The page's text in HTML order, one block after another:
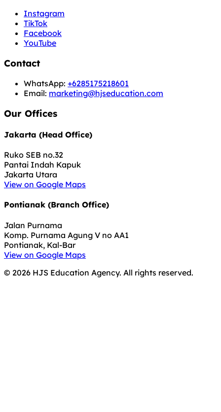
Instagram
TikTok
Facebook
YouTube
Contact
WhatsApp: +6285175218601
Email: marketing@hjseducation.com
Our Offices
Jakarta (Head Office)
Ruko SEB no.32
Pantai Indah Kapuk
Jakarta Utara
View on Google Maps
Pontianak (Branch Office)
Jalan Purnama
Komp. Purnama Agung V no AA1
Pontianak, Kal-Bar
View on Google Maps
© 2026 HJS Education Agency. All rights reserved.